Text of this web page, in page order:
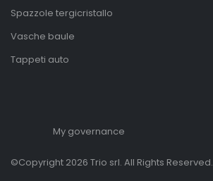
Spazzole tergicristallo
Vasche baule
Tappeti auto
My governance
©Copyright 2026 Trio srl. All Rights Reserved.